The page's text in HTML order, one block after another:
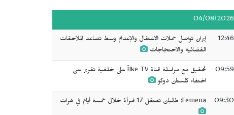
04/08/2026
12:46
إيران تواصل حملات الاعتقال والإعدام وسط تصاعد الملاحقات
القضائية والاحتجاجات
09:59
تحقيق مع مراسلة قناة Îlke TV على خلفية تقرير عن
اختفاء كلستان دوكو
09:30 Femena: طالبان تعتقل 17 امرأة خلال خمسة أيام في هرات